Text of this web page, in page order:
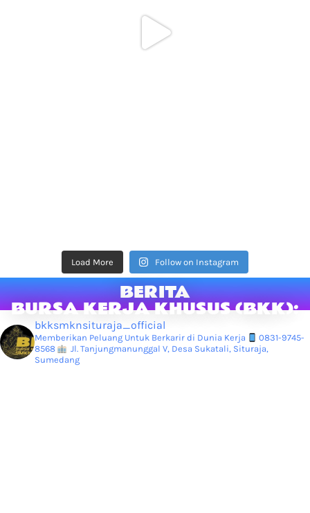
Load More Follow on Instagram
BERITA
BURSA KERJA KHUSUS (BKK):
bkksmknsituraja_official
Memberikan Peluang Untuk Berkarir di Dunia Kerja
0831-9745-
8568
Jl. Tanjungmanunggal V, Desa Sukatali, Situraja,
Sumedang